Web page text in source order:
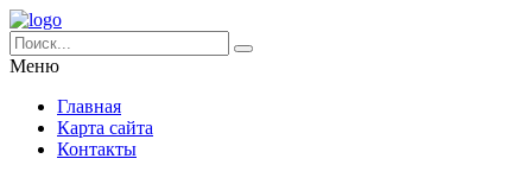
Меню
Главная
Карта сайта
Контакты